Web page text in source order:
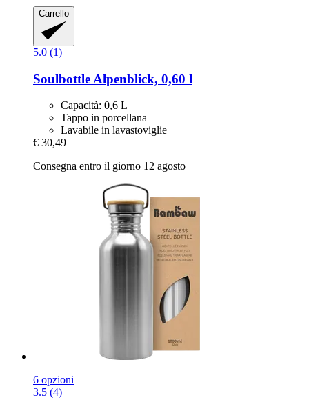
Carrello
5.0 (1)
Soulbottle Alpenblick, 0,60 l
Capacità: 0,6 L
Tappo in porcellana
Lavabile in lavastoviglie
€ 30,49
Consegna entro il giorno 12 agosto
6 opzioni
3.5 (4)